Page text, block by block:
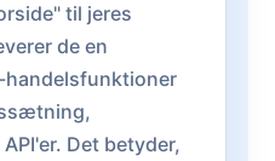
til jeres
de en
Det betyder,